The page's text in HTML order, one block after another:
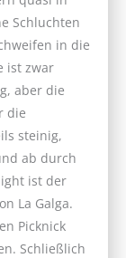
Schluchten
in die
ist zwar
aber die
die
steinig,
ab durch
ist der
La Galga.
Picknick
Schließlich